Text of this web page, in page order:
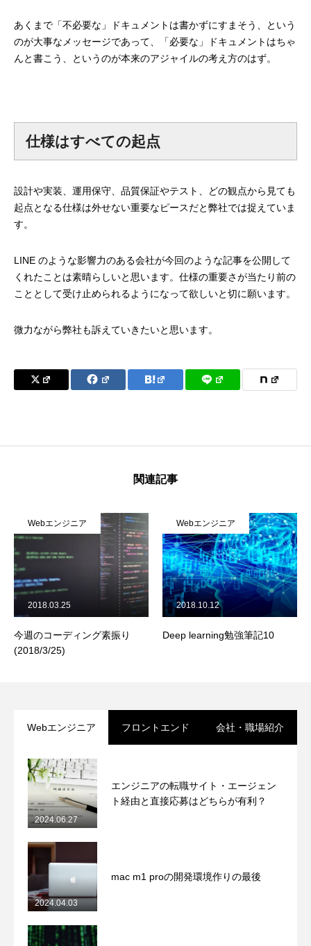
mmjコーポレートサイト
あくまで「不必要な」ドキュメントは書かずにすまそう、という
のが大事なメッセージであって、「必要な」ドキュメントはちゃ
んと書こう、というのが本来のアジャイルの考え方のはず。
仕様はすべての起点
設計や実装、運用保守、品質保証やテスト、どの観点から見ても
起点となる仕様は外せない重要なピースだと弊社では捉えていま
す。
LINE のような影響力のある会社が今回のような記事を公開して
くれたことは素晴らしいと思います。仕様の重要さが当たり前の
こととして受け止められるようになって欲しいと切に願います。
微力ながら弊社も訴えていきたいと思います。
関連記事
エンジニア
コーディング素振り
3/25)
Webエンジニア
Deep learning勉強筆記10
2018.10.12
Web
Webエンジニア フロントエンド 会社・職場紹介
エンジニアの転職サイト・エージェン
ト経由と直接応募はどちらが有利？
2024.06.27
mac m1 proの開発環境作りの最後
2024.04.03